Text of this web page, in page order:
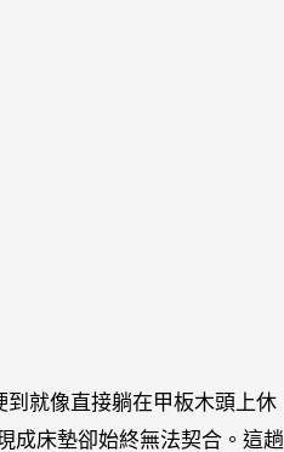
就像直接躺在甲板木頭上休
成床墊卻始終無法契合。這趟